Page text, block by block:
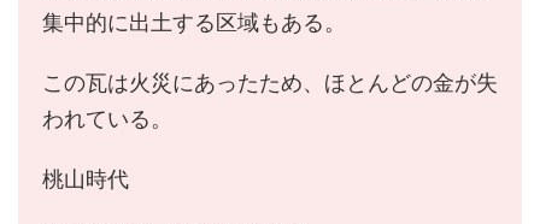
集中的に出土する区域もある。
この瓦は火災にあったため、ほとんどの金が失
われている。
桃山時代